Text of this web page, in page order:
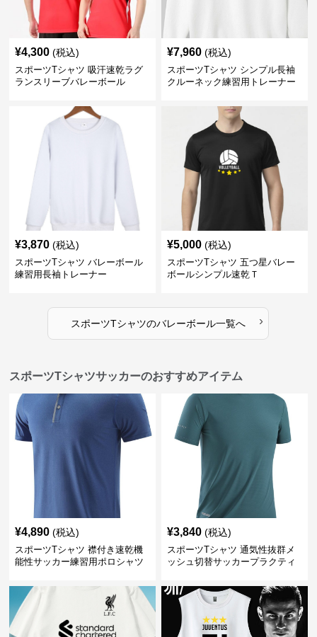
¥4,300 (税込)
スポーツTシャツ 吸汗速乾ラグ
ランスリーブバレーボール
¥7,960 (税込)
スポーツTシャツ シンプル長袖
クルーネック練習用トレーナー
¥3,870 (税込)
スポーツTシャツ バレーボール
練習用長袖トレーナー
¥5,000 (税込)
スポーツTシャツ 五つ星バレー
ボールシンプル速乾Ｔ
スポーツTシャツのバレーボール一覧へ ›
スポーツTシャツサッカーのおすすめアイテム
¥4,890 (税込)
スポーツTシャツ 襟付き速乾機
能性サッカー練習用ポロシャツ
¥3,840 (税込)
スポーツTシャツ 通気性抜群メ
ッシュ切替サッカープラクティ